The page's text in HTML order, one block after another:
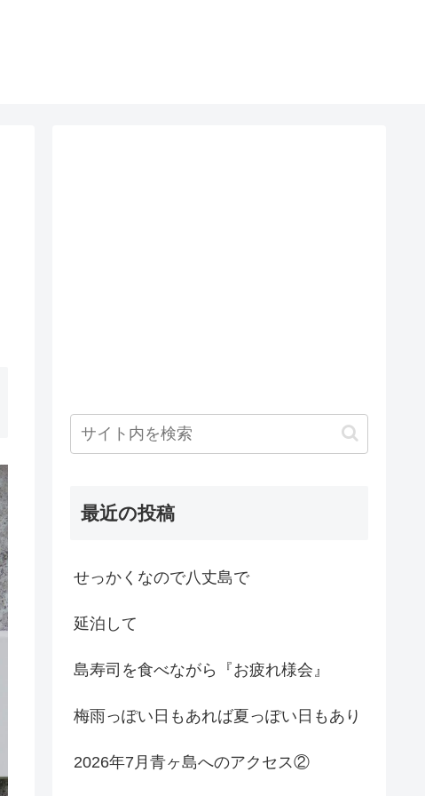
最近の投稿
せっかくなので八丈島で
延泊して
島寿司を食べながら『お疲れ様会』
梅雨っぽい日もあれば夏っぽい日もあり
2026年7月青ヶ島へのアクセス②